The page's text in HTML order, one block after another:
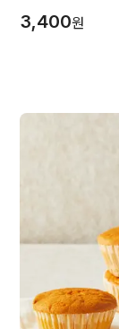
3,400원